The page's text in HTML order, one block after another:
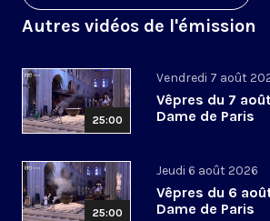
Autres vidéos de l'émission
25:00
Vendredi 7 août
Vêpres du 7
Dame de Paris
25:00
Jeudi 6 août 2026
Vêpres du 6
Dame de Paris